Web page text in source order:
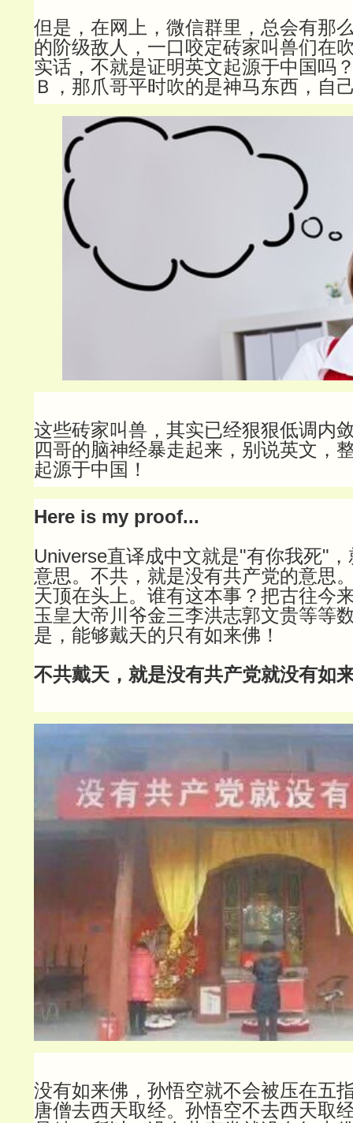
但是，在网上，微信群里，总会有那
的阶级敌人，一口咬定砖家叫兽们在
实话，不就是证明英文起源于中国吗
Ｂ，那爪哥平时吹的是神马东西，自
这些砖家叫兽，其实已经狠狠低调内
四哥的脑神经暴走起来，别说英文，
起源于中国！
Here is my proof...
Universe直译成中文就是"有你我死"
意思。不共，就是没有共产党的意思
天顶在头上。谁有这本事？把古往今
玉皇大帝川爷金三李洪志郭文贵等等
是，能够戴天的只有如来佛！
不共戴天，就是没有共产党就没有如
没有如来佛，孙悟空就不会被压在五
唐僧去西天取经。孙悟空不去西天取